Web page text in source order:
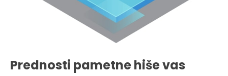
Prednosti pametne hiše vas